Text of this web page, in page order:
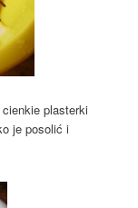
plasterki
je posolić i